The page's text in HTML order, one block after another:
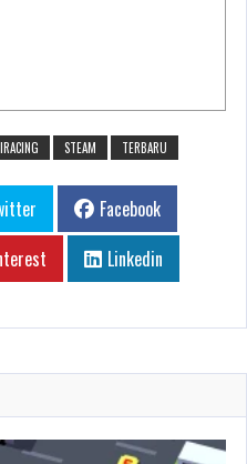
IRACING STEAM TERBARU
Facebook
Linkedin